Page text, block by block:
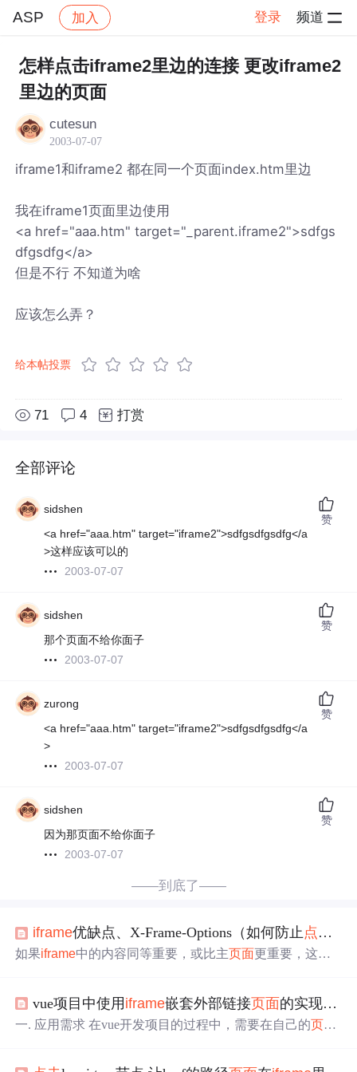
ASP 加入 登录 频道
社区 ASP 帖子详情
怎样点击iframe2里边的连接 更改iframe2
里边的页面
cutesun
2003-07-07
iframe1和iframe2 都在同一个页面index.htm里边
我在iframe1页面里边使用
<a href="aaa.htm" target="_parent.iframe2">sdfgs
dfgsdfg</a>
但是不行 不知道为啥
应该怎么弄？
给本帖投票
71 4 打赏
全部评论
sidshen
<a href="aaa.htm" target="iframe2">sdfgsdfgsdfg</a
>这样应该可以的
2003-07-07
赞
sidshen
那个页面不给你面子
2003-07-07
赞
zurong
<a href="aaa.htm" target="iframe2">sdfgsdfgsdfg</a
>
2003-07-07
赞
sidshen
因为那页面不给你面子
2003-07-07
赞
——到底了——
iframe优缺点、X-Frame-Options（如何防止点击
如果iframe中的内容同等重要，或比主页面更重要，这很
用户将在不知情的情况下点击透明的iframe页面。iframe 的
页面和父页面（parent）是分开的，所以它意味着，这是一
vue项目中使用 iframe嵌套外部链接页面的实现与应用
一. 应用需求 在vue开发项目的过程中，需要在自己的页面